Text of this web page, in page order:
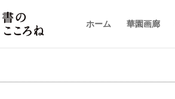
ホーム 華園画廊